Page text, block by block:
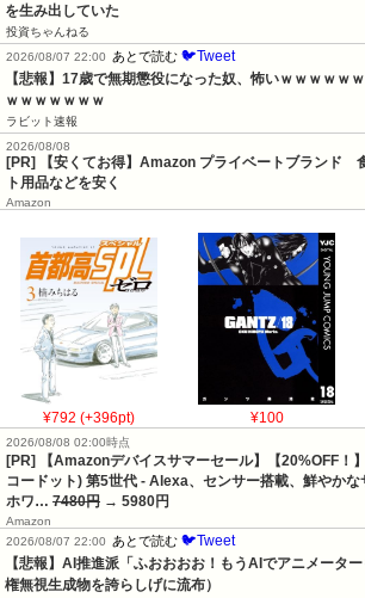
を生み出していた
投資ちゃんねる
2026/08/07 22:00
あとで読む 🐦Tweet
【悲報】17歳で無期懲役になった奴、怖いｗｗｗｗｗ
ｗｗｗｗｗｗｗ
ラビット速報
2026/08/08
[PR] 【安くてお得】Amazon プライベートブランド
ト用品などを安く
Amazon
¥792 (+396pt) ¥100
2026/08/08 02:00時点
[PR] 【Amazonデバイスサマーセール】【20%OFF！
コードット) 第5世代 - Alexa、センサー搭載、鮮やか
ホワ… 7480円 → 5980円
Amazon
2026/08/07 22:00
あとで読む 🐦Tweet
【悲報】AI推進派「ふおおおお！もうAIでアニメータ
権無視生成物を誇らしげに流布）